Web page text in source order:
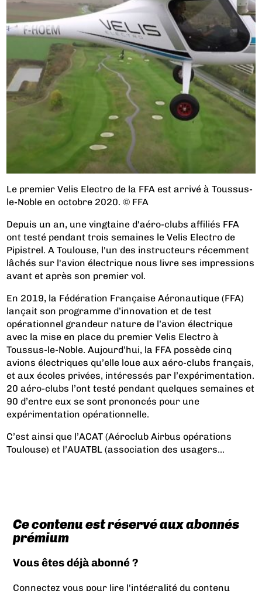
Le premier Velis Electro de la FFA est arrivé à Toussus-
le-Noble en octobre 2020. © FFA
Depuis un an, une vingtaine d'aéro-clubs affiliés FFA
ont testé pendant trois semaines le Velis Electro de
Pipistrel. A Toulouse, l'un des instructeurs récemment
lâchés sur l'avion électrique nous livre ses impressions
avant et après son premier vol.
En 2019, la Fédération Française Aéronautique (FFA)
lançait son programme d’innovation et de test
opérationnel grandeur nature de l’avion électrique
avec la mise en place du premier Velis Electro à
Toussus-le-Noble. Aujourd’hui, la FFA possède cinq
avions électriques qu’elle loue aux aéro-clubs français,
et aux écoles privées, intéressés par l’expérimentation.
20 aéro-clubs l’ont testé pendant quelques semaines et
90 d’entre eux se sont prononcés pour une
expérimentation opérationnelle.
C’est ainsi que l’ACAT (Aéroclub Airbus opérations
Toulouse) et l’AUATBL (association des usagers...
Ce contenu est réservé aux abonnés
prémium
Vous êtes déjà abonné ?
Connectez vous pour lire l'intégralité du contenu